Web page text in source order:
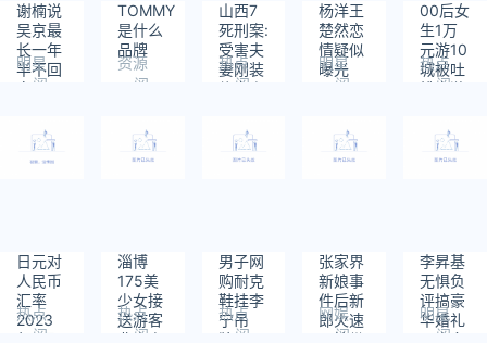
谢楠说
吴京最
长一年
半不回
家
明星
阅
596
TOMMY
是什么
品牌
资源
阅
457
山西7
死刑案:
受害夫
妻刚装
修完房
热点
阅
杨洋王
楚然恋
情疑似
曝光
明星
阅
620
00后女
生1万
元游10
城被吐
槽穷游
热点
阅
964
日元对
人民币
汇率
2023
年5月7
热点
阅
淄博
175美
少女接
送游客
非官方
热点
阅
男子网
购耐克
鞋挂李
宁吊
牌？平
热点
阅
张家界
新娘事
件后新
郎火速
开始带
网娱
阅
李昇基
无惧负
评搞豪
华婚礼
娶李多
明星
阅